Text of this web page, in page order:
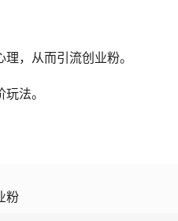
，从而引流创业粉。
法。
粉